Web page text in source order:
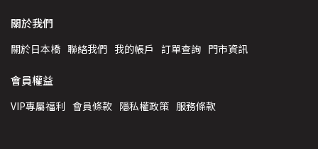
關於我們
關於日本橋 聯絡我們 我的帳戶 訂單查詢 門市資訊
會員權益
VIP專屬福利 會員條款 隱私權政策 服務條款